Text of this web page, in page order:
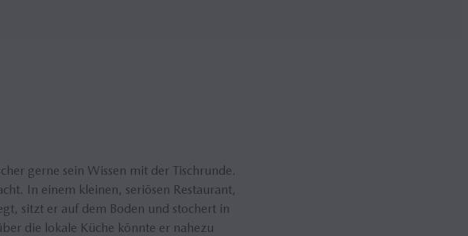
gerne sein Wissen mit der Tischrunde.
In einem kleinen, seriösen Restaurant,
sitzt er auf dem Boden und stochert in
die lokale Küche könnte er nahezu